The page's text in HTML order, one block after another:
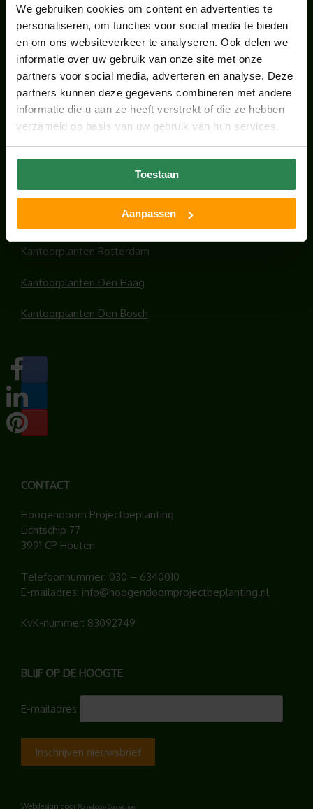
We gebruiken cookies om content en advertenties te
personaliseren, om functies voor social media te bieden
en om ons websiteverkeer te analyseren. Ook delen we
informatie over uw gebruik van onze site met onze
partners voor social media, adverteren en analyse. Deze
partners kunnen deze gegevens combineren met andere
informatie die u aan ze heeft verstrekt of die ze hebben
verzameld op basis van uw gebruik van hun services.
Toestaan
Aanpassen
juni 17, 2026
HANDIGE LINKS
Office plants
Kantoorplanten Utrecht
Kantoorplanten Amsterdam
Kantoorplanten Amersfoort
Kantoorplanten Rotterdam
Kantoorplanten Den Haag
Kantoorplanten Den Bosch
CONTACT
Hoogendoorn Projectbeplanting
Lichtschip 77
3991 CP Houten
Telefoonnummer: 030 – 6340010
E-mailadres: info@hoogendoornprojectbeplanting.nl
KvK-nummer: 83092749
BLIJF OP DE HOOGTE
E-mailadres
Webdesign door Runneboom Connection